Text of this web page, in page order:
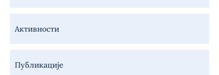
Активности
Публикације